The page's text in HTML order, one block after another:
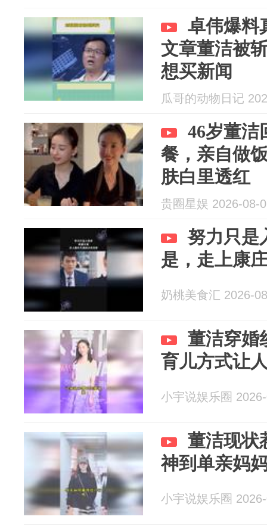
卓伟爆料
文章董洁被
想买新闻
瓜哥的动物日记
46岁董洁
餐，亲自做
肤白里透红
贵圈星娱 2026-08-
努力只是
是，走上康
奶桃美食汇 2026-
董洁穿婚
育儿方式让
小宇说娱乐圈
董洁现状
神到单亲妈
小宇说娱乐圈